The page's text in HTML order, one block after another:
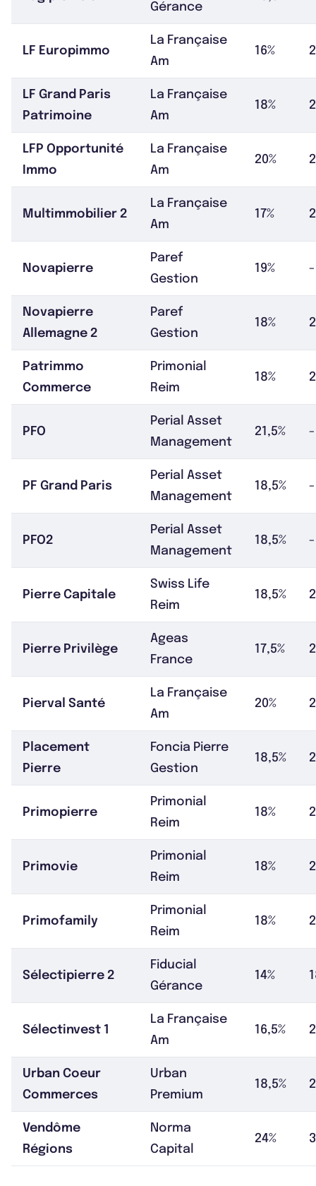
Gérance
LF Europimmo
La Française
Am
16%
LF Grand Paris
Patrimoine
La Française
Am
18%
LFP Opportunité
Immo
La Française
Am
20%
Multimmobilier 2
La Française
Am
17%
Novapierre
Paref
Gestion
19% -
Novapierre
Allemagne 2
Paref
Gestion
18%
Patrimmo
Commerce
Primonial
Reim
18%
PFO
Perial Asset
Management
21,5% -
PF Grand Paris
Perial Asset
Management
18,5% -
PFO2
Perial Asset
Management
18,5% -
Pierre Capitale
Swiss Life
Reim
18,5%
Pierre Privilège
Ageas
France
17,5%
Pierval Santé
La Française
Am
20%
Placement
Pierre
Foncia Pierre
Gestion
18,5%
Primopierre
Primonial
Reim
18%
Primovie
Primonial
Reim
18%
Primofamily
Primonial
Reim
18%
Sélectipierre 2
Fiducial
Gérance
14%
Sélectinvest 1
La Française
Am
16,5%
Urban Coeur
Commerces
Urban
Premium
18,5%
Vendôme
Régions
Norma
Capital
24%